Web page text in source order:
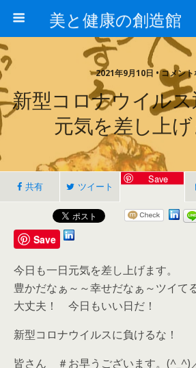
2021年9月10日 • コメント
新型コロナウイルス
元気を差し上げ
共有 ツイート
Save
Save
今日も一日元気を差し上げます。
豊かだなぁ～～幸せだなぁ～ツイて
大丈夫！ 今日もいい日だ！
新型コロナウイルスに負けるな！
皆さん ＃お早うございます。(^_^)